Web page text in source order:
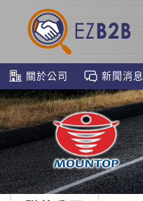
關於公司 新聞消息